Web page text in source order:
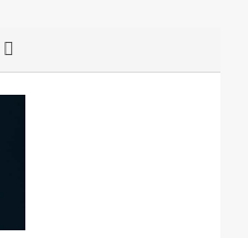
Aléatoire